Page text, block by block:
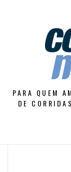
PARA QUEM
DE